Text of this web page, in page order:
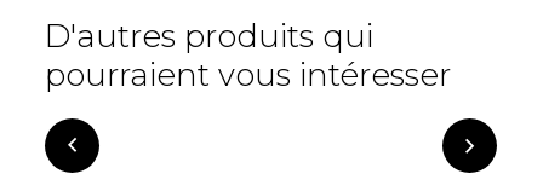
D'autres produits qui
pourraient vous intéresser